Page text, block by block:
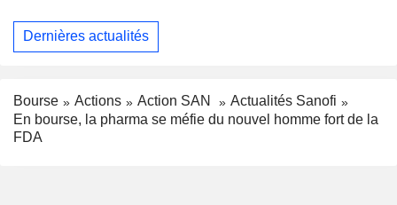
Dernières actualités
Bourse Actions Action SAN
Actualités Sanofi
En bourse, la pharma se méfie du nouvel homme fort de la
FDA